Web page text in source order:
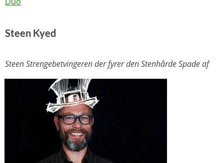
Steen Kyed
Steen Strengebetvingeren der fyrer den Stenhårde Spade af